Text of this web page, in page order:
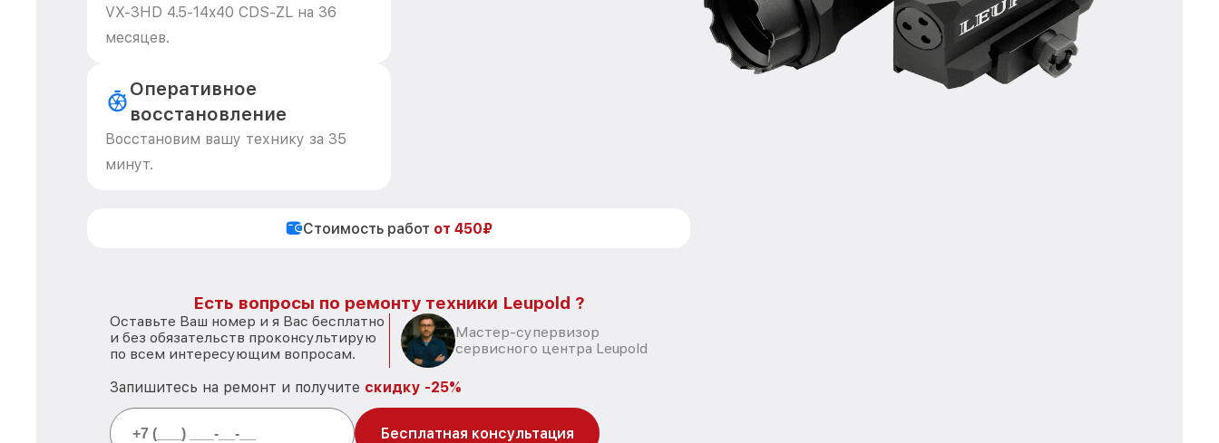
VX-3HD 4.5-14x40 CDS-ZL на 36
месяцев.
Оперативное
восстановление
Восстановим вашу технику за 35
минут.
Стоимость работ от 450₽
Есть вопросы по ремонту техники Leupold ?
Оставьте Ваш номер и я Вас бесплатно
и без обязательств проконсультирую
по всем интересующим вопросам.
Мастер-супервизор
сервисного центра Leupold
Запишитесь на ремонт и получите скидку -25%
Бесплатная консультация